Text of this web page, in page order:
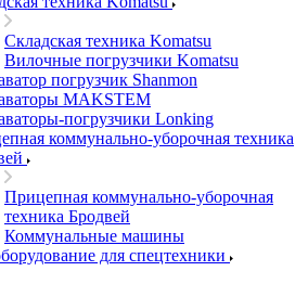
Складская техника Komatsu
Вилочные погрузчики Komatsu
погрузчик Shanmon
MAKSTEM
погрузчики Lonking
коммунально-уборочная техника
Прицепная коммунально-уборочная
техника Бродвей
Коммунальные машины
для спецтехники